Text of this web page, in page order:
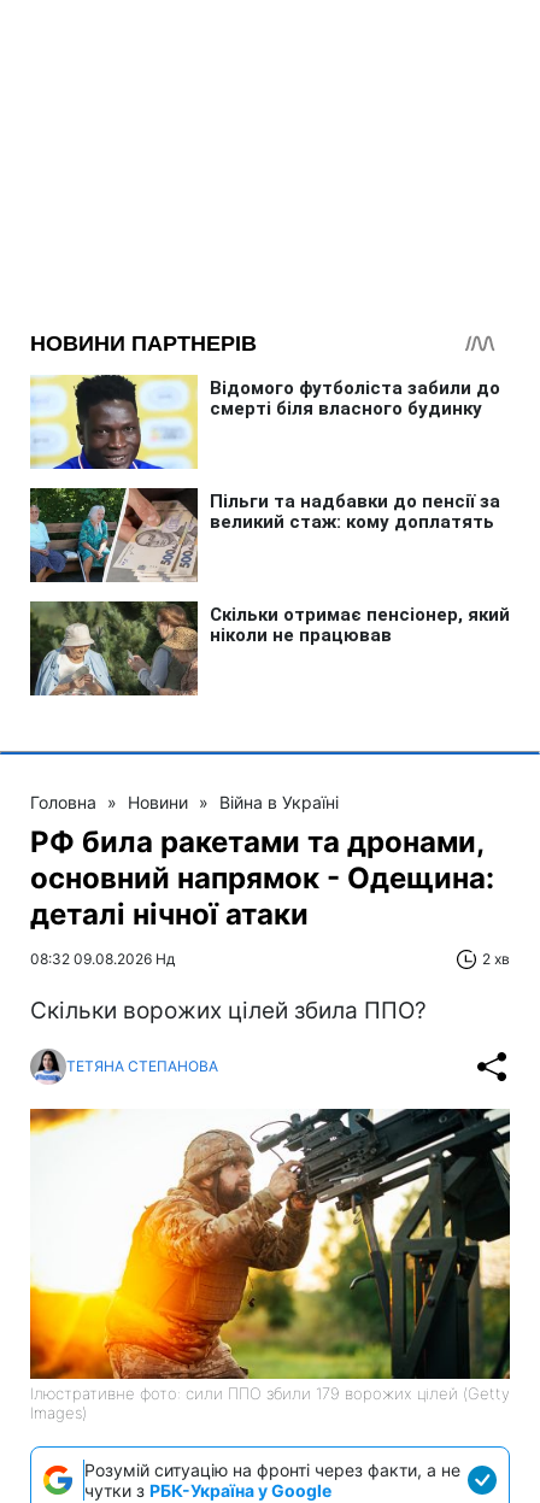
Головна » Новини » Війна в Україні
РФ била ракетами та дронами,
основний напрямок - Одещина:
деталі нічної атаки
08:32 09.08.2026 Нд 2 хв
Скільки ворожих цілей збила ППО?
ТЕТЯНА СТЕПАНОВА
Ілюстративне фото: сили ППО збили 179 ворожих цілей (Getty
Images)
Розумій ситуацію на фронті через факти, а не
чутки з РБК-Україна у Google